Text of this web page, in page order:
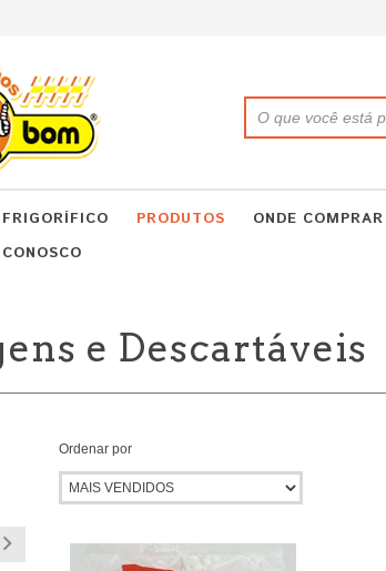
FRIGORÍFICO PRODUTOS ONDE COMPRAR
e Descartáveis
Ordenar por